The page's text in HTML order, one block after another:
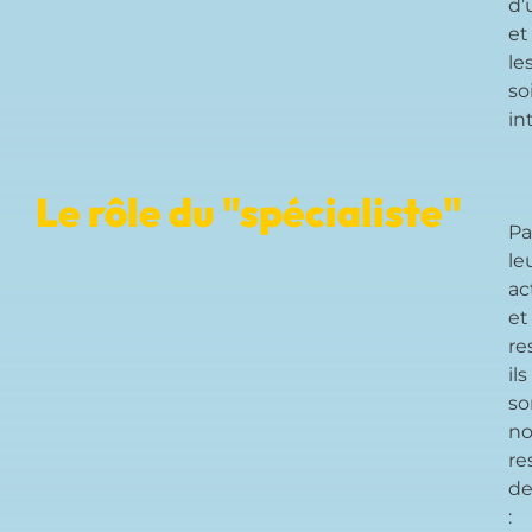
et
Le rôle du "spécialiste"
et
ils
de
: